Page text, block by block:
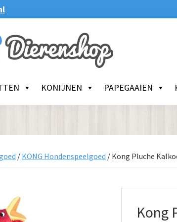
KONIJNEN PAPEGAAIEN
/ KONG Hondenspeelgoed / Kong Pluche
Kong